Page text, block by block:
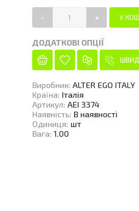
- +
ДОДАТКОВІ ОПЦІЇ
Виробник: ALTER EGO ITALY
Країна: Італія
Артикул: AEI 3374
Наявність: В наявності
Одиниця: шт
Вага: 1.00